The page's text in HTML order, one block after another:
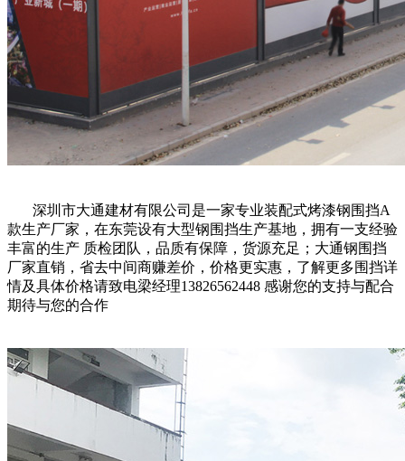
深圳市大通建材有限公司是一家专业装配式烤漆钢围挡A
款生产厂家，在东莞设有大型钢围挡生产基地，拥有一支经验
丰富的生产 质检团队，品质有保障，货源充足；大通钢围挡
厂家直销，省去中间商赚差价，价格更实惠，了解更多围挡详
情及具体价格请致电梁经理13826562448 感谢您的支持与配合
期待与您的合作